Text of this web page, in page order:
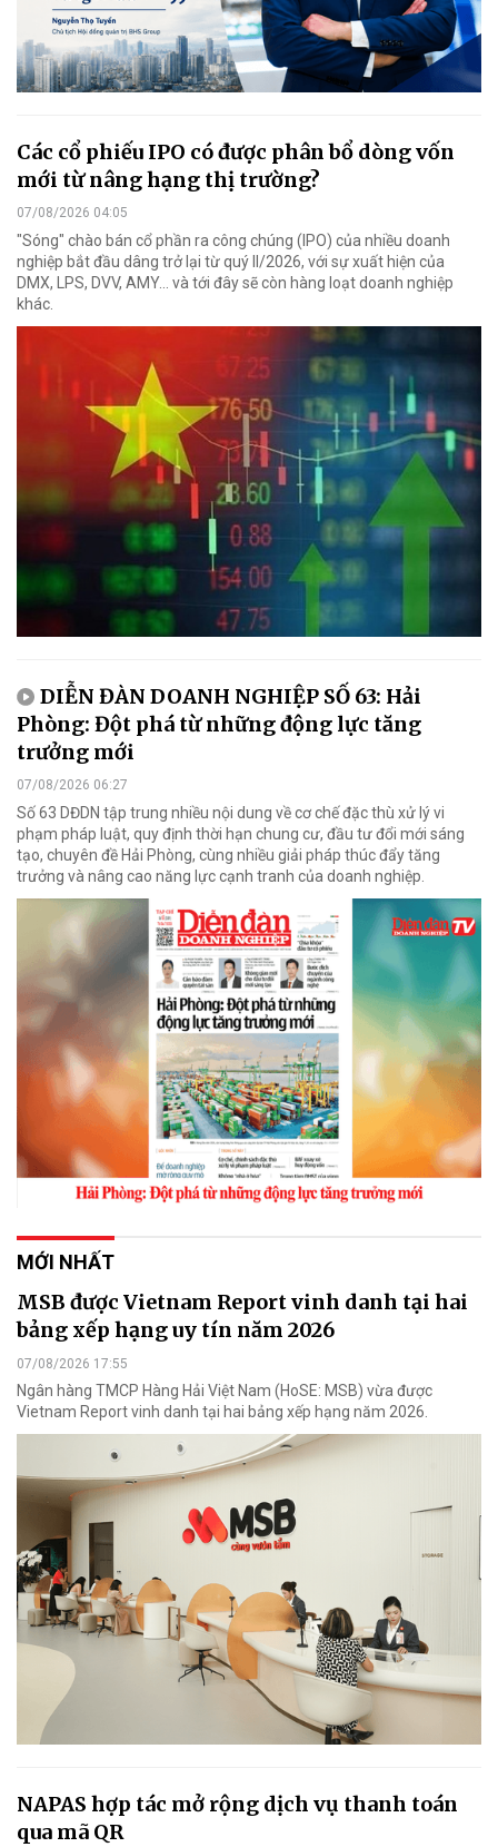
Các cổ phiếu IPO có được phân bổ dòng vốn
mới từ nâng hạng thị trường?
07/08/2026 04:05
"Sóng" chào bán cổ phần ra công chúng (IPO) của nhiều doanh
nghiệp bắt đầu dâng trở lại từ quý II/2026, với sự xuất hiện của
DMX, LPS, DVV, AMY... và tới đây sẽ còn hàng loạt doanh nghiệp
khác.
DIỄN ĐÀN DOANH NGHIỆP SỐ 63: Hải
Phòng: Đột phá từ những động lực tăng
trưởng mới
07/08/2026 06:27
Số 63 DĐDN tập trung nhiều nội dung về cơ chế đặc thù xử lý vi
phạm pháp luật, quy định thời hạn chung cư, đầu tư đổi mới sáng
tạo, chuyên đề Hải Phòng, cùng nhiều giải pháp thúc đẩy tăng
trưởng và nâng cao năng lực cạnh tranh của doanh nghiệp.
MỚI NHẤT
MSB được Vietnam Report vinh danh tại hai
bảng xếp hạng uy tín năm 2026
07/08/2026 17:55
Ngân hàng TMCP Hàng Hải Việt Nam (HoSE: MSB) vừa được
Vietnam Report vinh danh tại hai bảng xếp hạng năm 2026.
NAPAS hợp tác mở rộng dịch vụ thanh toán
qua mã QR